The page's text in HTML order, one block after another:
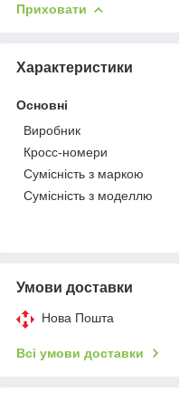
Приховати
Характеристики
Основні
Виробник
Кросс-номери
Сумісність з маркою
Сумісність з моделлю
Умови доставки
Нова Пошта
Всі умови доставки